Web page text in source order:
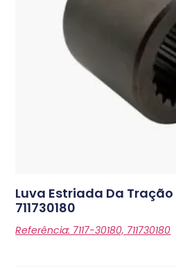
Luva Estriada Da Tração
711730180
Referência: 7117-30180, 711730180